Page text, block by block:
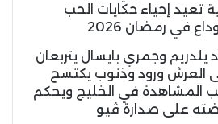
تعيد إحياء حكايات الحب
في رمضان 2026
يلدريم وجمري بايسال يتربعان
العرش ورود وذنوب يكتسح
المشاهدة في الخليج ويحكم
على صدارة ڤيو